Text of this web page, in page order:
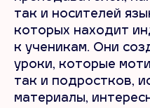
так и носителей
которых находит
к ученикам. Они
уроки, которые
так и подростков,
материалы,